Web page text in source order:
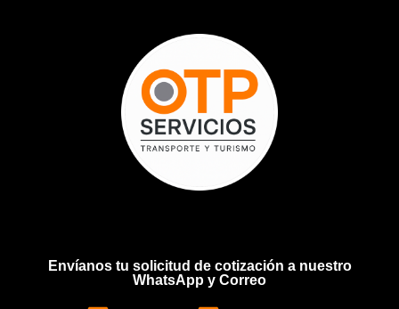
Envíanos tu solicitud de cotización a nuestro
WhatsApp y Correo